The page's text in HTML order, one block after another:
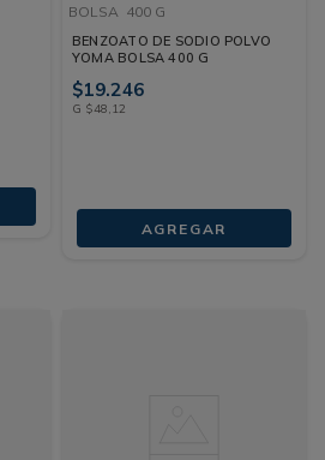
BOLSA 400 G
BENZOATO DE SODIO POLVO
YOMA BOLSA 400 G
$19.246
G $48,12
AGREGAR